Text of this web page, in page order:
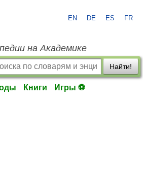
EN DE ES FR
на Академике
Найти!
Книги Игры ⚽